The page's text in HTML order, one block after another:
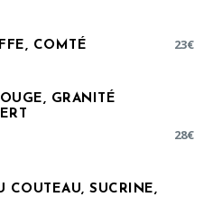
COMTÉ 23€
GRANITÉ
28€
COUTEAU, SUCRINE,